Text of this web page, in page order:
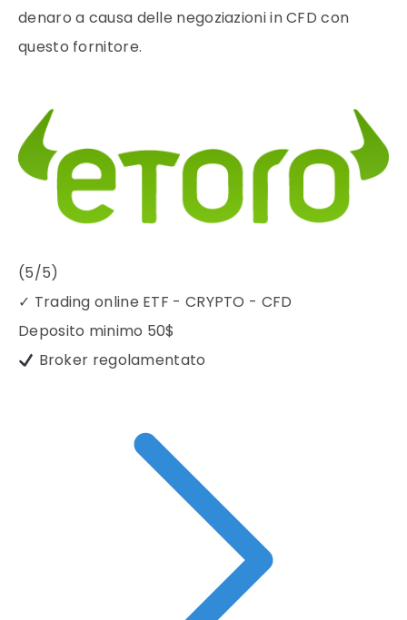
denaro a causa delle negoziazioni in CFD con
questo fornitore.
(5/5)
✓ Trading online ETF - CRYPTO - CFD
Deposito minimo 50$
Broker regolamentato